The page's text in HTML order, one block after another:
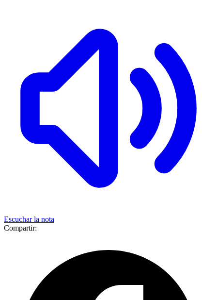
Escuchar la nota
Compartir: